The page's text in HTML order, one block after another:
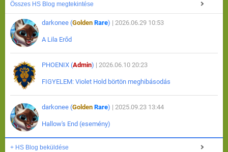
Összes HS Blog megtekintése
darkonee (Golden Rare) | 2026.06.29 10:53
A Lila Erőd
PHOENIX (Admin) | 2026.06.10 20:23
FIGYELEM: Violet Hold börtön meghibásodás
darkonee (Golden Rare) | 2025.09.23 13:44
Hallow's End (esemény)
+ HS Blog beküldése